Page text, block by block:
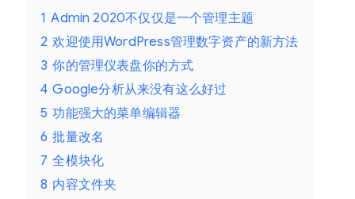
1 Admin 2020不仅仅是一个管理主题
2 欢迎使用WordPress管理数字资产的新方法
3 你的管理仪表盘你的方式
4 Google分析从来没有这么好过
5 功能强大的菜单编辑器
6 批量改名
7 全模块化
8 内容文件夹